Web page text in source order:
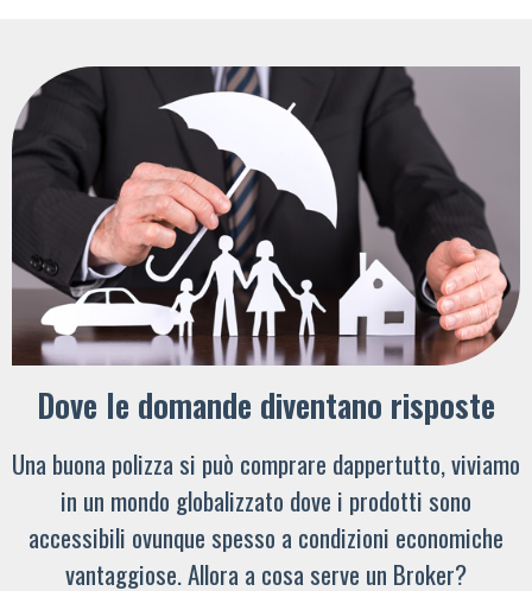
Dove le domande diventano risposte
Una buona polizza si può comprare dappertutto, viviamo
in un mondo globalizzato dove i prodotti sono
accessibili ovunque spesso a condizioni economiche
vantaggiose. Allora a cosa serve un Broker?